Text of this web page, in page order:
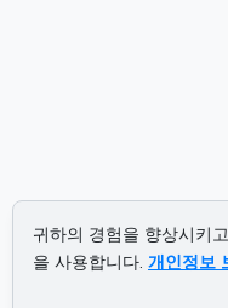
귀하의 경험을 향상시키
을 사용합니다. 개인정보